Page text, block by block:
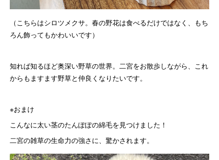
（こちらはシロツメクサ。春の野花は食べるだけではなく、もち
ろん飾ってもかわいいです）
知れば知るほど奥深い野草の世界。二宮をお散歩しながら、これ
からもますます野草と仲良くなりたいです。
※おまけ
こんなに太い茎のたんぽぽの綿毛を見つけました！
二宮の雑草の生命力の強さに、驚かされます。